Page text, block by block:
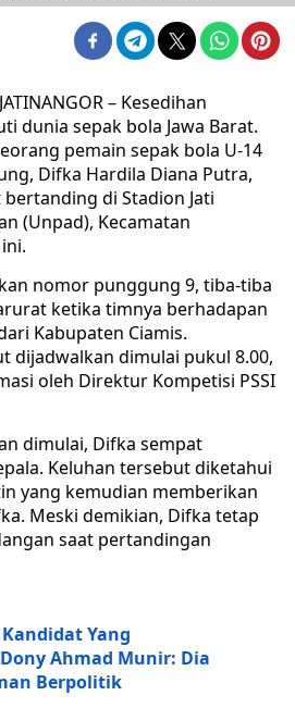
– Kesedihan
dunia sepak bola Jawa Barat.
pemain sepak bola U-14
Difka Hardila Diana Putra,
di Stadion Jati
(Unpad), Kecamatan
nomor punggung 9, tiba-tiba
ketika timnya berhadapan
Kabupaten Ciamis.
dijadwalkan dimulai pukul 8.00,
oleh Direktur Kompetisi PSSI
dimulai, Difka sempat
Keluhan tersebut diketahui
yang kemudian memberikan
Meski demikian, Difka tetap
saat pertandingan
Yang
Ahmad Munir: Dia
Berpolitik